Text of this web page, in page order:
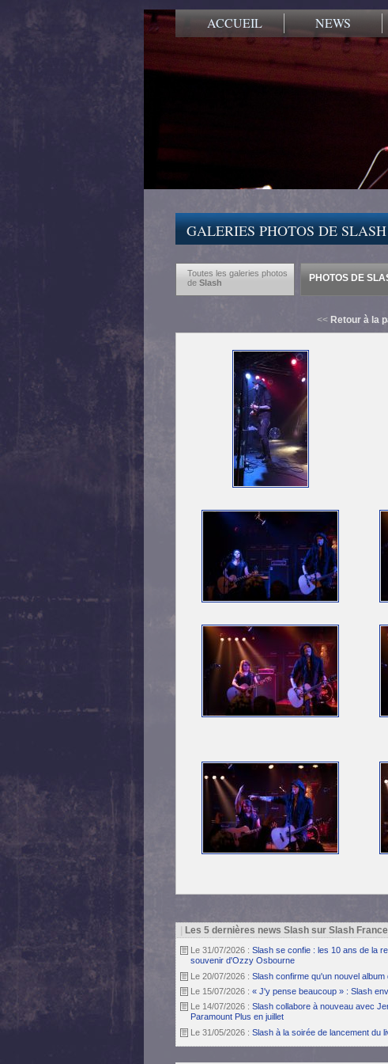
ACCUEIL NEWS
GALERIES PHOTOS DE
Toutes les galeries photos
de Slash PHOTOS DE
<< Retour à la
Les 5 dernières news Slash sur Slash France
Le 31/07/2026 : Slash se confie : les 10 ans de la
souvenir d'Ozzy Osbourne
Le 20/07/2026 : Slash confirme qu'un nouvel
Le 15/07/2026 : « J'y pense beaucoup » : Slash
Le 14/07/2026 : Slash collabore à nouveau avec
Paramount Plus en juillet
Le 31/05/2026 : Slash à la soirée de lancement du